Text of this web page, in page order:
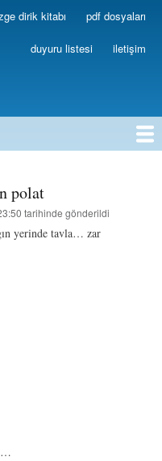
dirik kitabı pdf dosyaları
duyuru listesi iletişim
polat
tarihinde gönderildi
yerinde tavla… zar